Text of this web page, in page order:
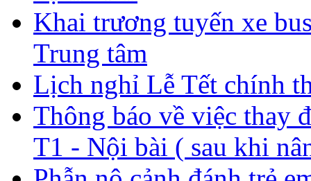
Khai trương tuyến xe
Trung tâm
Lịch nghỉ Lễ Tết chính
Thông báo về việc thay
T1 - Nội bài ( sau khi